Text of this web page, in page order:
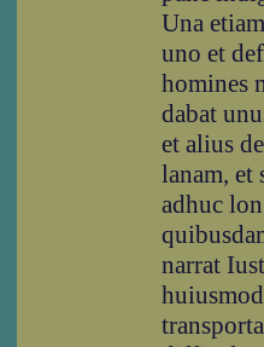
Una
uno et
homines
dabat
et alius
lanam, et
adhuc
narrat